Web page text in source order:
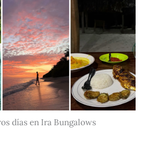
días en Ira Bungalows